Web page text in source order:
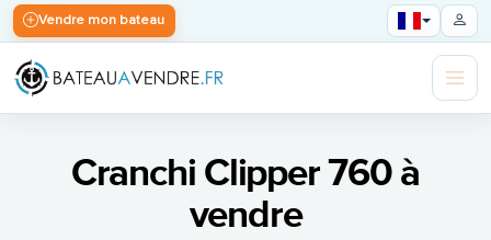
Vendre mon bateau
Cranchi Clipper 760 à
vendre